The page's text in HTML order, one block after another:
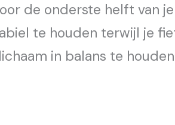
de onderste helft van je
te houden terwijl je
in balans te